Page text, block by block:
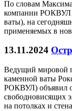
По словам
компании РОКВУЛ
ваты), на
применяемых в
13.11.2024
Ведущий мировой
каменной ваты
РОКВУЛ) объявил о
свободновисящих
на потолках и